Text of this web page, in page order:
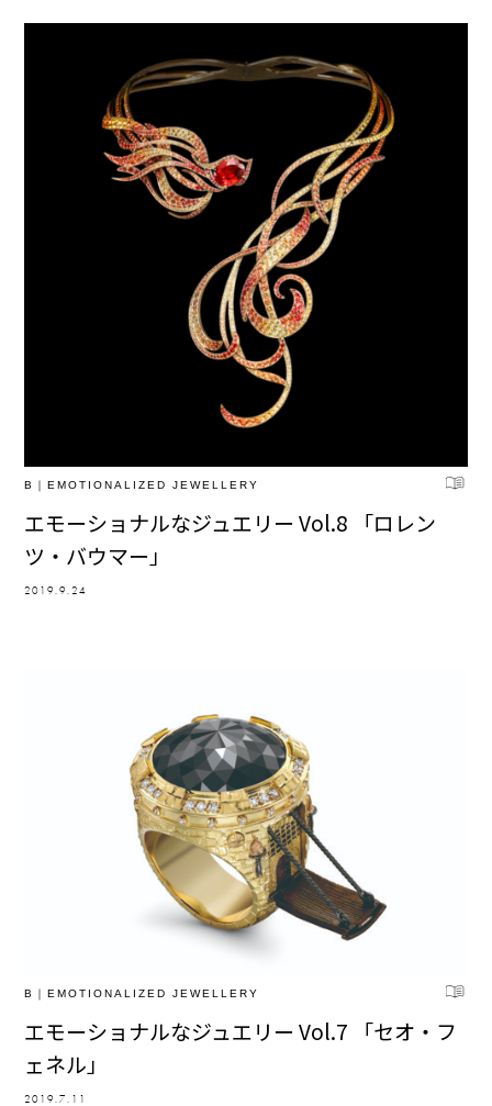
B｜EMOTIONALIZED JEWELLERY
エモーショナルなジュエリー Vol.8 「ロレン
ツ・バウマー」
2019.9.24
B｜EMOTIONALIZED JEWELLERY
エモーショナルなジュエリー Vol.7 「セオ・フ
ェネル」
2019.7.11